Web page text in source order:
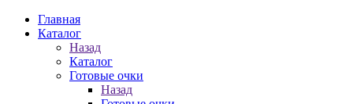
Главная
Каталог
Назад
Каталог
Готовые очки
Назад